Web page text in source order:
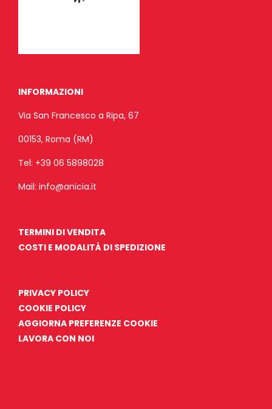
INFORMAZIONI
Via San Francesco a Ripa, 67
00153, Roma (RM)
Tel: +39 06 5898028
Mail: info@anicia.it
TERMINI DI VENDITA
COSTI E MODALITÀ DI SPEDIZIONE
PRIVACY POLICY
COOKIE POLICY
AGGIORNA PREFERENZE COOKIE
LAVORA CON NOI